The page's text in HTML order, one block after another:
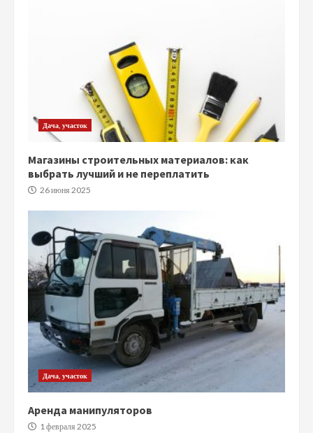
Дача, участок
Магазины строительных материалов: как
выбрать лучший и не переплатить
26 июня 2025
Дача, участок
Аренда манипуляторов
1 февраля 2025